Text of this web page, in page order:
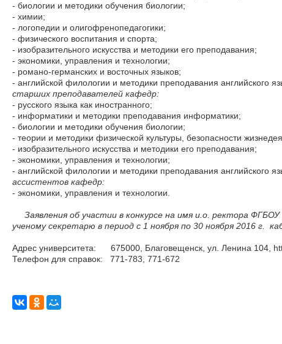
- биологии и методики обучения биологии;
- химии;
- логопедии и олигофренопедагогики;
- физического воспитания и спорта;
- изобразительного искусства и методики его преподавания;
- экономики, управления и технологии;
- романо-германских и восточных языков;
- английской филологии и методики преподавания английского
старших преподавателей кафедр:
- русского языка как иностранного;
- информатики и методики преподавания информатики;
- биологии и методики обучения биологии;
- теории и методики физической культуры, безопасности
- изобразительного искусства и методики его преподавания;
- экономики, управления и технологии;
- английской филологии и методики преподавания английского
ассистентов кафедр:
- экономики, управления и технологии.
Заявления об участии в конкурсе на имя и.о. ректора
ученому секретарю в период с 1 ноября по 30 ноября 2016 г.
Адрес университета: 675000, Благовещенск, ул. Ленина 104,
Телефон для справок: 771-783, 771-672